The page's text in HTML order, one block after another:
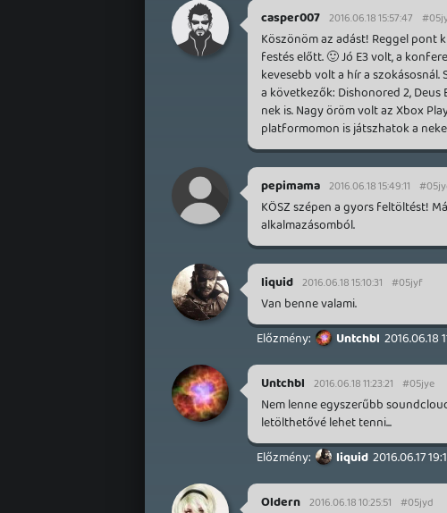
casper007 2016.06.18 15:57:47
Köszönöm az adást! Reggel pont
festés előtt. 🙂 Jó E3 volt, a
kevesebb volt a hír a szokásosnál.
a következők: Dishonored 2, Deus
nek is. Nagy öröm volt az Xbox
platformomon is játszhatok a
pepimama 2016.06.18 15:49:11
KÖSZ szépen a gyors feltöltést!
alkalmazásomból.
liquid 2016.06.18 15:10:31 #05jyf
Van benne valami.
Untchbl 2016.06.18
Untchbl 2016.06.18 11:23:21 #05jye
Nem lenne egyszerűbb
letölthetővé lehet tenni...
liquid 2016.06.17
Oldern 2016.06.18 10:25:51 #05jyd